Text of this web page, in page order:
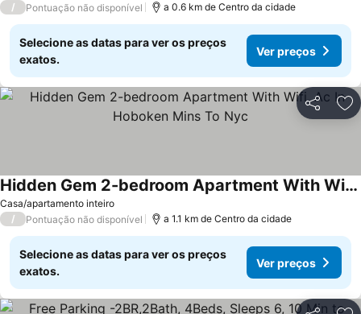
/ Pontuação não disponível a 0.6 km de Centro da cidade
Selecione as datas para ver os preços
exatos.
Ver preços
Partilhar
Casa/apartamento inteiro
Hidden Gem 2-bedroom Apartment With Wifi, Ac In Hoboken Mins To Nyc
/ Pontuação não disponível a 1.1 km de Centro da cidade
Selecione as datas para ver os preços
exatos.
Ver preços